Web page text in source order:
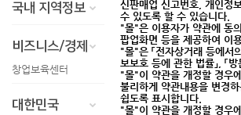
국내 지역정보
비즈니스/경제
창업보육센터
대한민국
신판매업 신고번호, 개인정
수 있도록 할 수 있습니다.
"몰"은 이용자가 약관에 동
팝업화면 등을 제공하여 이
"몰"은 「전자상거래 등에서
보보호 등에 관한 법률」, 「
"몰"이 약관을 개정할 경우
불리하게 약관내용을 변경
쉽도록 표시합니다.
"몰"이 약관을 개정할 경우